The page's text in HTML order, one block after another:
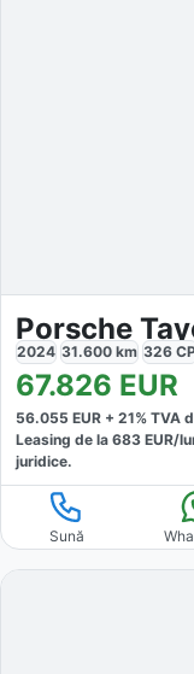
Porsche
2024 31.600 km 326
67.826 EUR
56.055 EUR + 21% TVA
Leasing de la 683 EUR/
juridice.
Sună